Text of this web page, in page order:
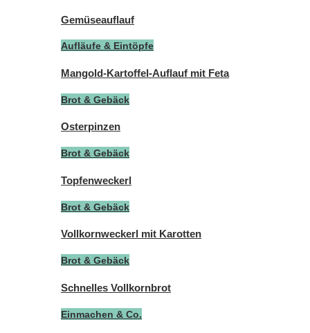
Gemüseauflauf
Aufläufe & Eintöpfe
Mangold-Kartoffel-Auflauf mit Feta
Brot & Gebäck
Osterpinzen
Brot & Gebäck
Topfenweckerl
Brot & Gebäck
Vollkornweckerl mit Karotten
Brot & Gebäck
Schnelles Vollkornbrot
Einmachen & Co.